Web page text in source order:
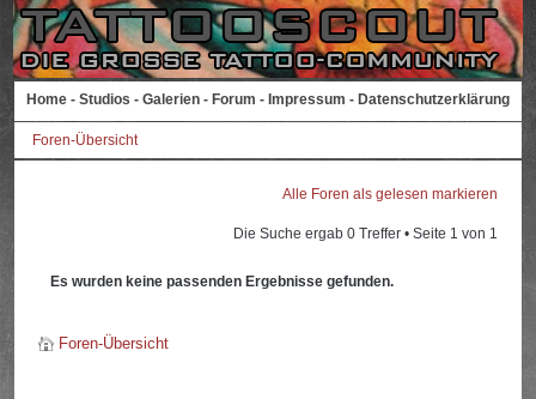
Home - Studios - Galerien - Forum - Impressum - Datenschutzerklärung
Foren-Übersicht
Alle Foren als gelesen markieren
Die Suche ergab 0 Treffer • Seite 1 von 1
Es wurden keine passenden Ergebnisse gefunden.
Foren-Übersicht